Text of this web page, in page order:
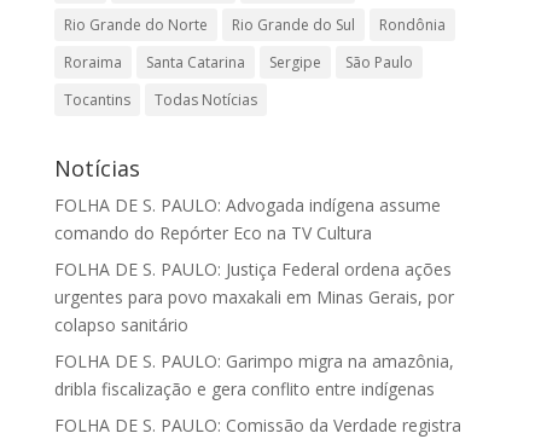
Rio Grande do Norte
Rio Grande do Sul
Rondônia
Roraima
Santa Catarina Sergipe
São Paulo
Tocantins
Todas Notícias
Notícias
FOLHA DE S. PAULO: Advogada indígena assume
comando do Repórter Eco na TV Cultura
FOLHA DE S. PAULO: Justiça Federal ordena ações
urgentes para povo maxakali em Minas Gerais, por
colapso sanitário
FOLHA DE S. PAULO: Garimpo migra na amazônia,
dribla fiscalização e gera conflito entre indígenas
FOLHA DE S. PAULO: Comissão da Verdade registra